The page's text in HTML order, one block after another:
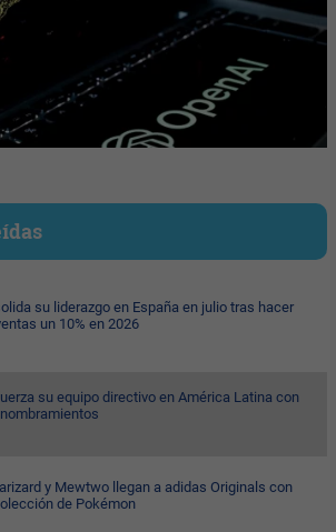
su liderazgo en España en julio tras hacer
un 10% en 2026
su equipo directivo en América Latina con
y Mewtwo llegan a adidas Originals con
de Pokémon